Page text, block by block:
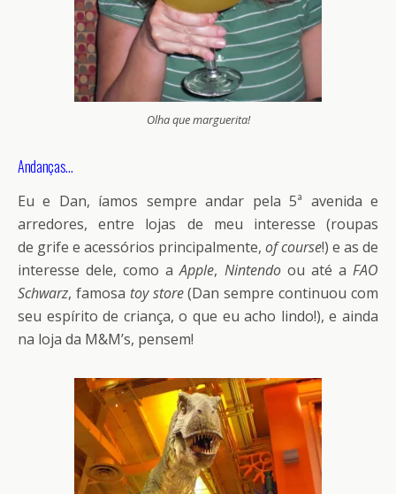
Olha que marguerita!
Andanças…
Eu e Dan, íamos sempre andar pela 5ª avenida e
arredores, entre lojas de meu interesse (roupas
de grife e acessórios principalmente, of course!) e as de
interesse dele, como aApple, Nintendoou até aFAO
Schwarz, famosa toy store(Dan sempre continuou com
seu espírito de criança, o que eu acho lindo!), e ainda
na loja da M&M’s, pensem!